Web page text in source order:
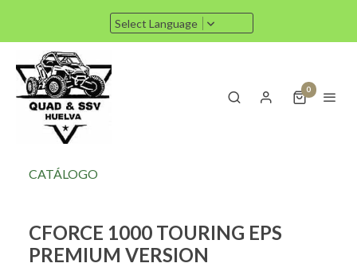
Select Language
0
CATÁLOGO
CFORCE 1000 TOURING EPS
PREMIUM VERSION